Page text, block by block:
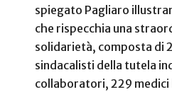
spiegato Pagliaro
che rispecchia una
solidarietà, composta di
sindacalisti della tutela
collaboratori, 229 medici